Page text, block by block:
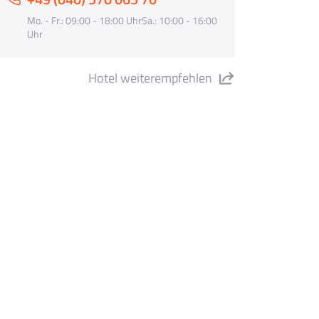
Mo. - Fr.: 09:00 - 18:00 UhrSa.: 10:00 - 16:00
Uhr
Hotel weiterempfehlen